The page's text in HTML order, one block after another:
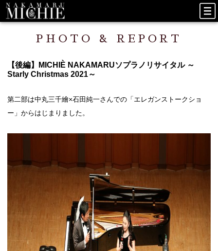
PHOTO & REPORT
【後編】MICHIÈ NAKAMARUソプラノリサイタル ～
Starly Christmas 2021～
第二部は中丸三千繪×石田純一さんでの「エレガンストークショ
ー」からはじまりました。